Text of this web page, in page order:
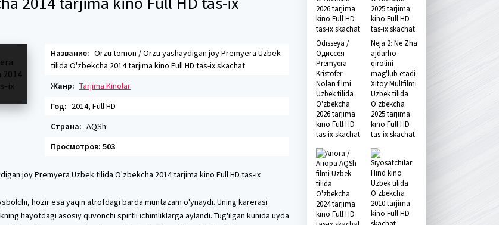
Название: Orzu tomon / Orzu yashaydigan joy Premyera Uzbek
tilida O'zbekcha 2014 tarjima kino Full HD tas-ix skachat
Жанр: Tarjima Kinolar
Год: 2014, Full HD
Страна: AQSh
Просмотров: 503
joy Premyera Uzbek tilida O'zbekcha 2014 tarjima kino Full HD tas-ix
hozir esa yaqin atrofdagi barda muntazam o'ynaydi. Uning karerasi
hayotdagi asosiy quvonchi spirtli ichimliklarga aylandi. Tug'ilgan kunida uyda
Odisseya /
Одиссея
Premyera
Kristofer
Nolan filmi
Uzbek tilida
O'zbekcha
2026 tarjima
kino Full HD
tas-ix skachat
Neja 2: Ne Zha
ajdarho
qirolini
mag'lub etadi
Xitoy Multfilmi
Uzbek tilida
O'zbekcha
2025 tarjima
kino Full HD
tas-ix skachat